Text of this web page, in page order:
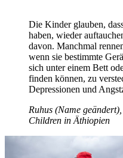
Die Kinder glauben,
haben, wieder
davon. Manchmal
wenn sie bestimmte
sich unter einem Bett
finden können, zu
Depressionen und
Ruhus (Name
Children in Äthiopien